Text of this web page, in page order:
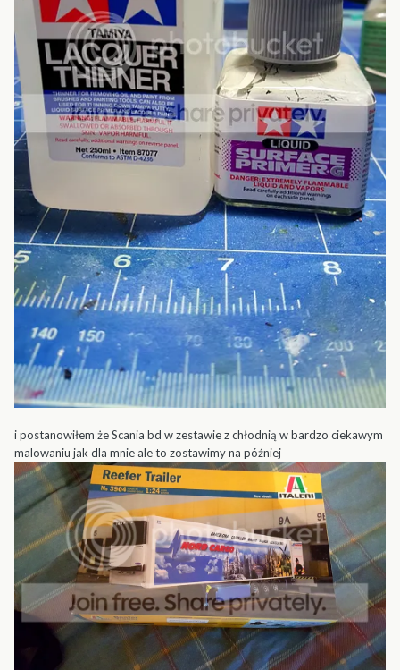
i postanowiłem że Scania bd w zestawie z chłodnią w bardzo ciekawym
malowaniu jak dla mnie ale to zostawimy na później